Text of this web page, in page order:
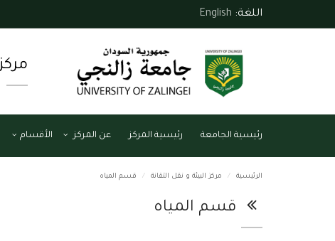
اللغة: English
رئيسية الجامعة رئيسية المركز عن المركز الأقسام
الرئيسية مركز البيئة و نقل التقانة قسم المياه
قسم المياه